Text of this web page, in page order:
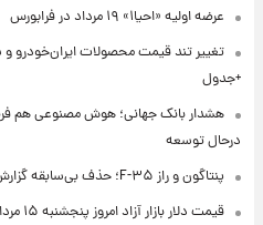
عرضه اولیه «احیا۱» ۱۹ مرداد در فرابورس
+جدول
هشدار بانک جهانی؛ هوش مصنوعی هم
درحال توسعه
پنتاگون و راز F-۳۵؛ حذف بی‌سابقه گزارش‌های عملکرد جنگنده‌های نسل پنجم
قیمت دلار بازار آزاد امروز پنجشنبه ۱۵ مرداد ۱۴۰۵ +جدول